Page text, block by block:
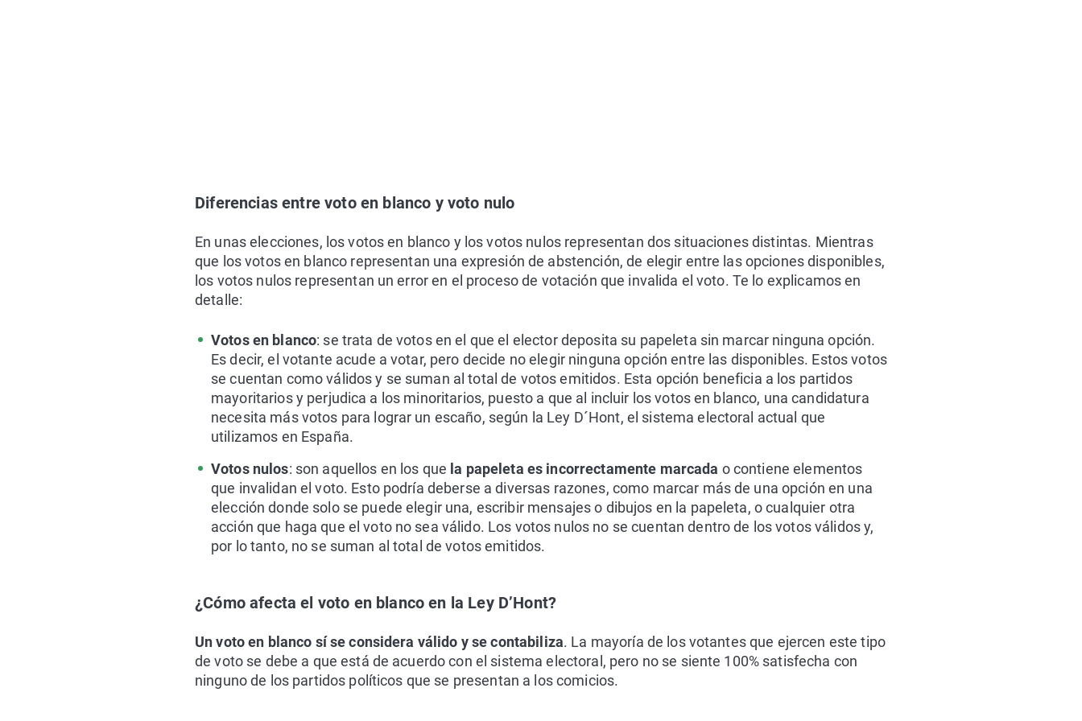
Diferencias entre voto en blanco y voto nulo
En unas elecciones, los votos en blanco y los votos nulos representan dos situaciones distintas. Mientras
que los votos en blanco representan una expresión de abstención, de elegir entre las opciones disponibles,
los votos nulos representan un error en el proceso de votación que invalida el voto. Te lo explicamos en
detalle:
Votos en blanco: se trata de votos en el que el elector deposita su papeleta sin marcar ninguna opción.
Es decir, el votante acude a votar, pero decide no elegir ninguna opción entre las disponibles. Estos votos
se cuentan como válidos y se suman al total de votos emitidos. Esta opción beneficia a los partidos
mayoritarios y perjudica a los minoritarios, puesto a que al incluir los votos en blanco, una candidatura
necesita más votos para lograr un escaño, según la Ley D´Hont, el sistema electoral actual que
utilizamos en España.
Votos nulos: son aquellos en los que la papeleta es incorrectamente marcada o contiene elementos
que invalidan el voto. Esto podría deberse a diversas razones, como marcar más de una opción en una
elección donde solo se puede elegir una, escribir mensajes o dibujos en la papeleta, o cualquier otra
acción que haga que el voto no sea válido. Los votos nulos no se cuentan dentro de los votos válidos y,
por lo tanto, no se suman al total de votos emitidos.
¿Cómo afecta el voto en blanco en la Ley D’Hont?
Un voto en blanco sí se considera válido y se contabiliza. La mayoría de los votantes que ejercen este tipo
de voto se debe a que está de acuerdo con el sistema electoral, pero no se siente 100% satisfecha con
ninguno de los partidos políticos que se presentan a los comicios.